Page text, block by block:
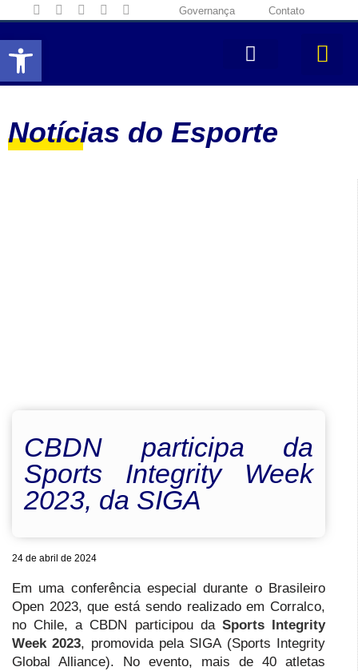
Abrir a barra de ferramentas
Governança Contato
Notícias do Esporte
CBDN participa da
Sports Integrity Week
2023, da SIGA
24 de abril de 2024
Em uma conferência especial durante o Brasileiro
Open 2023, que está sendo realizado em Corralco,
no Chile, a CBDN participou da Sports Integrity
Week 2023, promovida pela SIGA (Sports Integrity
Global Alliance). No evento, mais de 40 atletas